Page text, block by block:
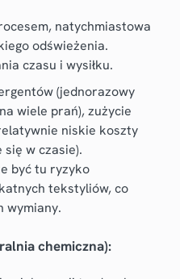
natychmiastowa
odświeżenia.
czasu i wysiłku.
(jednorazowy
wiele prań), zużycie
niskie koszty
w czasie).
być tu ryzyko
tekstyliów, co
wymiany.
chemiczna):